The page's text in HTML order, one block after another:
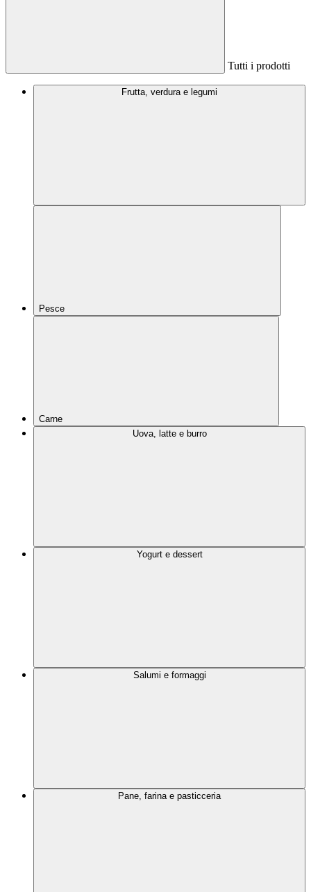
Tutti i prodotti
Frutta, verdura e legumi
Pesce
Carne
Uova, latte e burro
Yogurt e dessert
Salumi e formaggi
Pane, farina e pasticceria